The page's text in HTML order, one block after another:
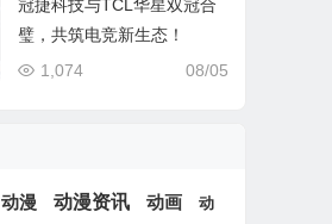
冠捷科技与TCL华星双冠合
璧，共筑电竞新生态！
08/05
1,074
动漫 动漫资讯 动画
动